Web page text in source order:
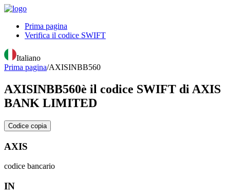
Prima pagina
Verifica il codice SWIFT
Italiano
Prima pagina/AXISINBB560
AXISINBB560è il codice SWIFT di AXIS
BANK LIMITED
Codice copia
AXIS
codice bancario
IN